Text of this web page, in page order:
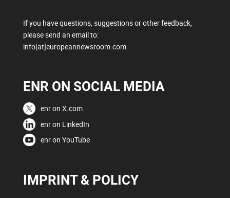
If you have questions, suggestions or other feedback,
please send an email to:
info[at]europeannewsroom.com
ENR ON SOCIAL MEDIA
enr on X.com
enr on LinkedIn
enr on YouTube
IMPRINT & POLICY